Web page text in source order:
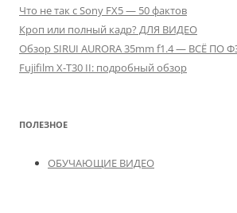
Что не так с Sony FX5 — 50 фактов
Кроп или полный кадр? ДЛЯ ВИДЕО
Обзор SIRUI AURORA 35mm f1.4 — ВСЁ
Fujifilm X-T30 II: подробный обзор
ПОЛЕЗНОЕ
ОБУЧАЮЩИЕ ВИДЕО